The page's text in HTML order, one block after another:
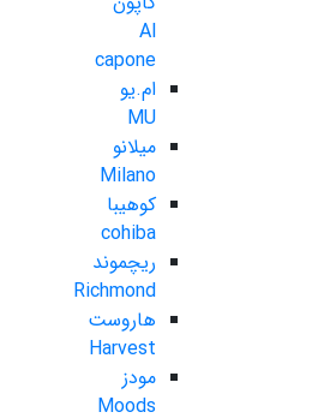
Al
capone
ام.یو
MU
میلانو
Milano
کوهیبا
cohiba
ریچموند
Richmond
هاروست
Harvest
مودز
Moods